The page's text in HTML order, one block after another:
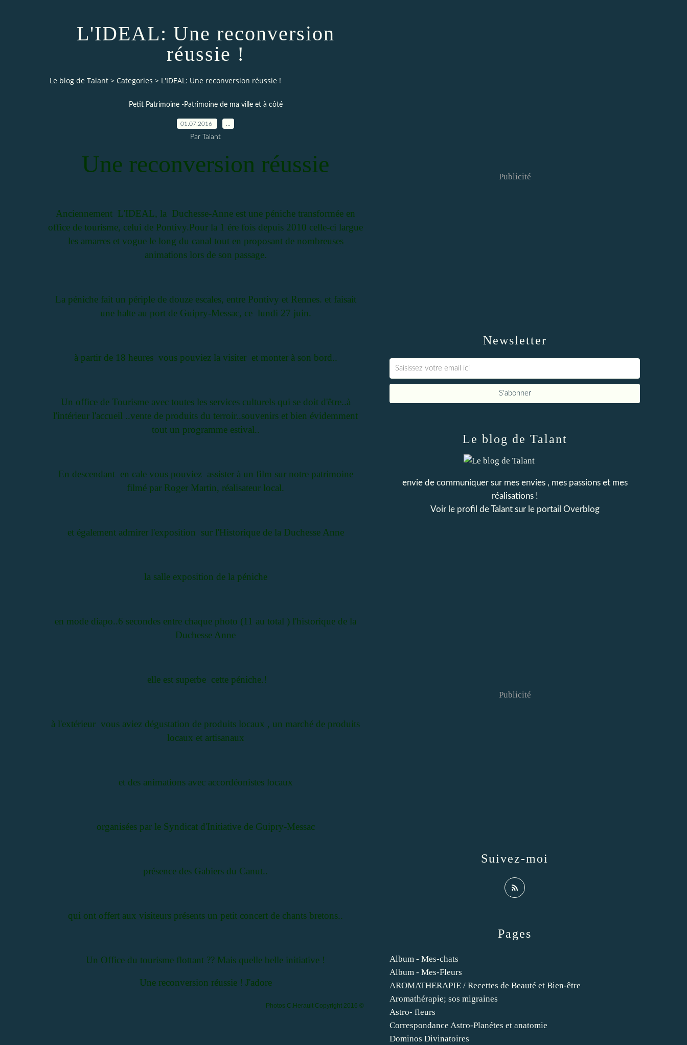
L'IDEAL: Une reconversion
réussie !
Le blog de Talant > Categories > L'IDEAL: Une reconversion réussie !
Petit Patrimoine -Patrimoine de ma ville et à côté
01.07.2016
Par Talant
Une reconversion réussie
Anciennement L'IDEAL, la Duchesse-Anne est une péniche transformée en
office de tourisme, celui de Pontivy.Pour la 1 ére fois depuis 2010 celle-ci largue
les amarres et vogue le long du canal tout en proposant de nombreuses
animations lors de son passage.
La péniche fait un périple de douze escales, entre Pontivy et Rennes. et faisait
une halte au port de Guipry-Messac, ce lundi 27 juin.
à partir de 18 heures vous pouviez la visiter et monter à son bord..
Un office de Tourisme avec toutes les services culturels qui se doit d'être..à
l'intérieur l'accueil ..vente de produits du terroir..souvenirs et bien évidemment
tout un programme estival..
En descendant en cale vous pouviez assister à un film sur notre patrimoine
filmé par Roger Martin, réalisateur local.
et également admirer l'exposition sur l'Historique de la Duchesse Anne
la salle exposition de la péniche
en mode diapo..6 secondes entre chaque photo (11 au total ) l'historique de la
Duchesse Anne
elle est superbe cette péniche.!
à l'extérieur vous aviez dégustation de produits locaux , un marché de produits
locaux et artisanaux
et des animations avec accordéonistes locaux
organisées par le Syndicat d'Initiative de Guipry-Messac
présence des Gabiers du Canut..
qui ont offert aux visiteurs présents un petit concert de chants bretons..
Un Office du tourisme flottant ?? Mais quelle belle initiative !
Une reconversion réussie ! J'adore
Photos C.Herault Copyright 2016 ©
Newsletter
Publicité
Pages
Album - Mes-chats
Album - Mes-Fleurs
AROMATHERAPIE / Recettes de Beauté et Bien-être
Aromathérapie; sos migraines
Astro- fleurs
Correspondance Astro-Planétes et anatomie
Dominos Divinatoires
Le blog de Talant
envie de communiquer sur mes envies , mes passions et mes
réalisations !
Voir le profil deTalantsur le portail Overblog
Suivez-moi
Publicité